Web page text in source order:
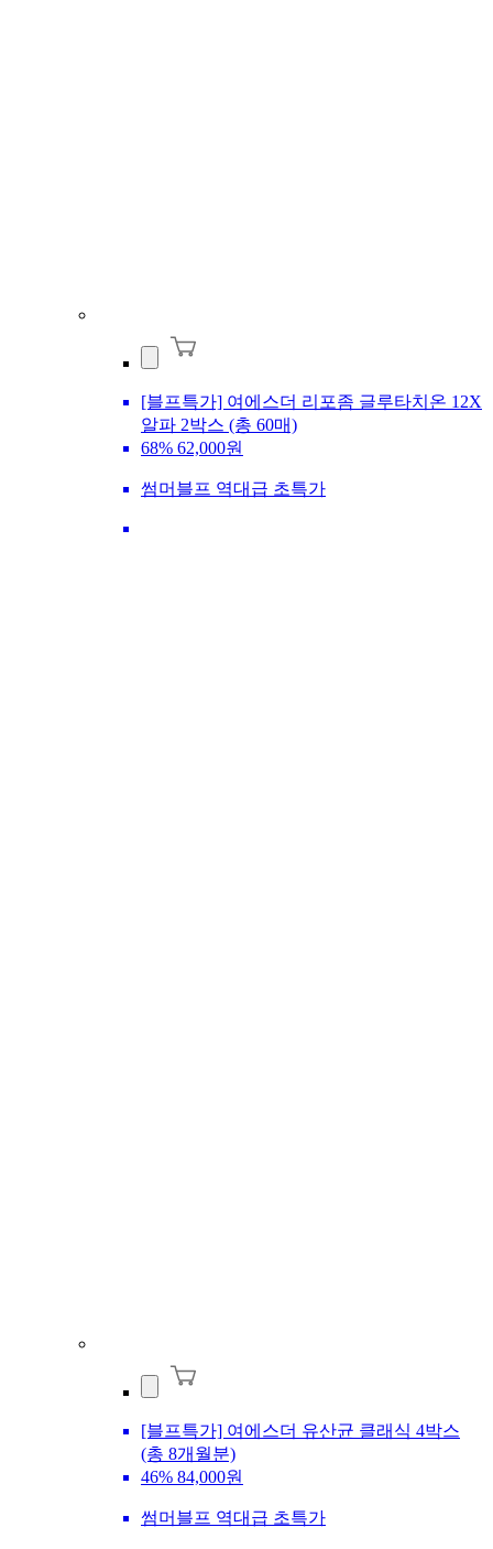
[블프특가] 여에스더 리포좀 글루타치온 12X
알파 2박스 (총 60매)
68% 62,000원
썸머블프 역대급 초특가
[블프특가] 여에스더 유산균 클래식 4박스
(총 8개월분)
46% 84,000원
썸머블프 역대급 초특가